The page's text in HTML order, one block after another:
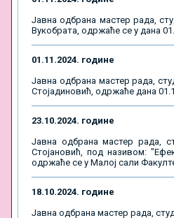
Јавна одбрана мастер рада,
Вукобрата, одржаће се у дана
01.11.2024. године
Јавна одбрана мастер рада,
Стојадиновић, одржаће дана
23.10.2024. године
Јавна одбрана мастер рада,
Стојановић, под називом:
одржаће се у Малој сали
18.10.2024. године
Јавна одбрана мастер рада,